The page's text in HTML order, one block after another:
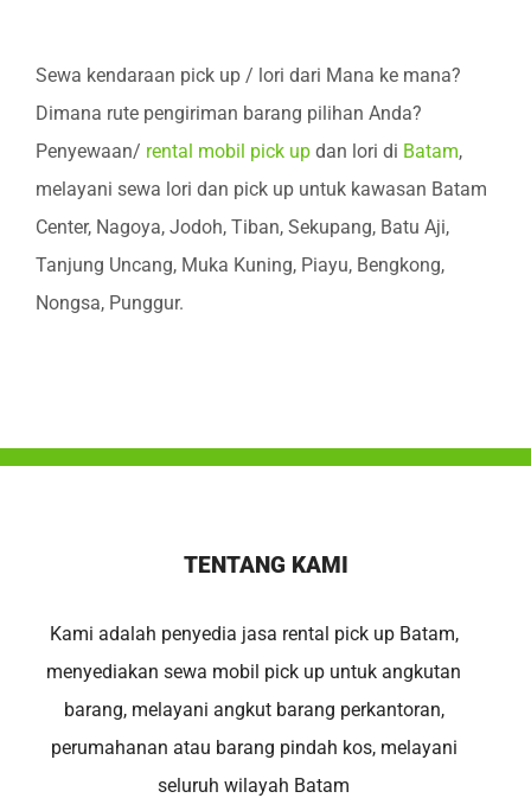
Sewa kendaraan pick up / lori dari Mana ke mana?
Dimana rute pengiriman barang pilihan Anda?
Penyewaan/ rental mobil pick up dan lori di Batam,
melayani sewa lori dan pick up untuk kawasan Batam
Center, Nagoya, Jodoh, Tiban, Sekupang, Batu Aji,
Tanjung Uncang, Muka Kuning, Piayu, Bengkong,
Nongsa, Punggur.
TENTANG KAMI
Kami adalah penyedia jasa rental pick up Batam,
menyediakan sewa mobil pick up untuk angkutan
barang, melayani angkut barang perkantoran,
perumahanan atau barang pindah kos, melayani
seluruh wilayah Batam